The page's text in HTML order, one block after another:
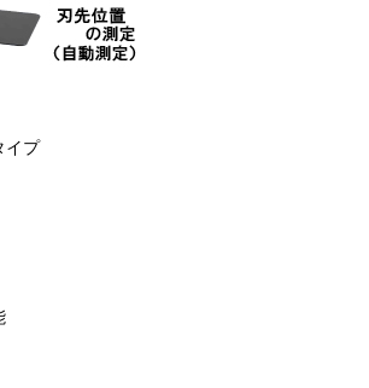
イプ